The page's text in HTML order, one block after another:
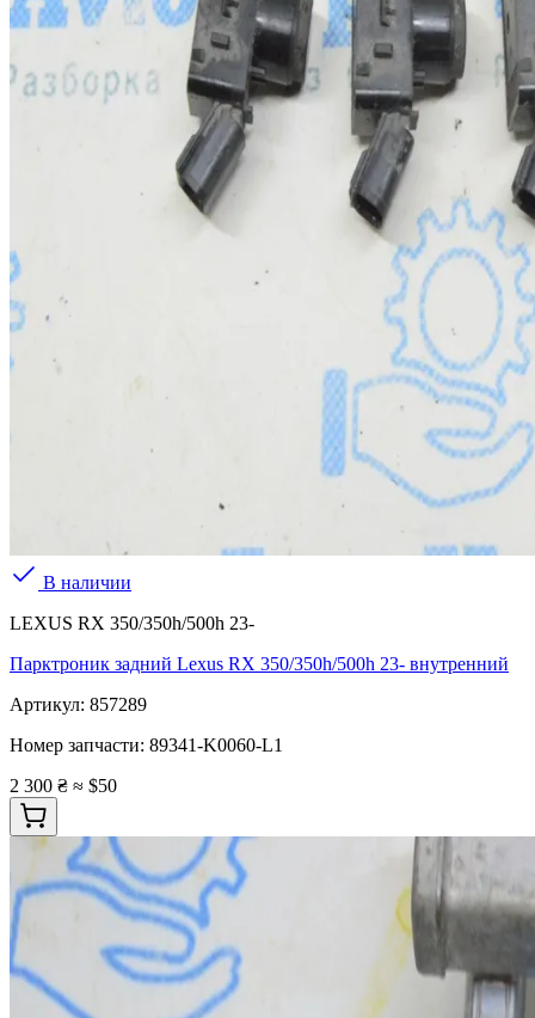
В наличии
LEXUS RX 350/350h/500h 23-
Парктроник задний Lexus RX 350/350h/500h 23- внутренний
Артикул: 857289
Номер запчасти: 89341-K0060-L1
2 300 ₴ ≈ $50